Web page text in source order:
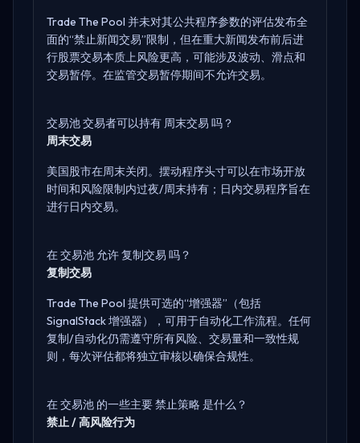
Trade The Pool 并未对其公共程序参数的评估发布全
面的“禁止新闻交易”限制，但在重大新闻发布前后进
行股票交易本质上风险更高，可能涉及波动、滑点和
交易暂停。在监管交易暂停期间不允许交易。
交易池 交易者可以持有 周末交易 吗？
周末交易
美国股市在周末关闭。摆动程序头寸可以在市场开放
时间和风险限制内过夜/周末持有；日内交易程序旨在
进行日内交易。
在 交易池 允许 复制交易 吗？
复制交易
Trade The Pool 提供可选的“增强器”（包括
SignalStack 增强器），可用于自动化工作流程。任何
复制/自动化仍需遵守所有风险、交易量和一致性规
则，每次评估都将独立审核以确保合规性。
在 交易池 的一些主要 禁止策略 是什么？
禁止 / 高风险行为